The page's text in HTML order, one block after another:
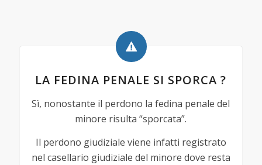
LA FEDINA PENALE SI SPORCA ?
Sì, nonostante il perdono la fedina penale del
minore risulta “sporcata”.
Il perdono giudiziale viene infatti registrato
nel casellario giudiziale del minore dove resta